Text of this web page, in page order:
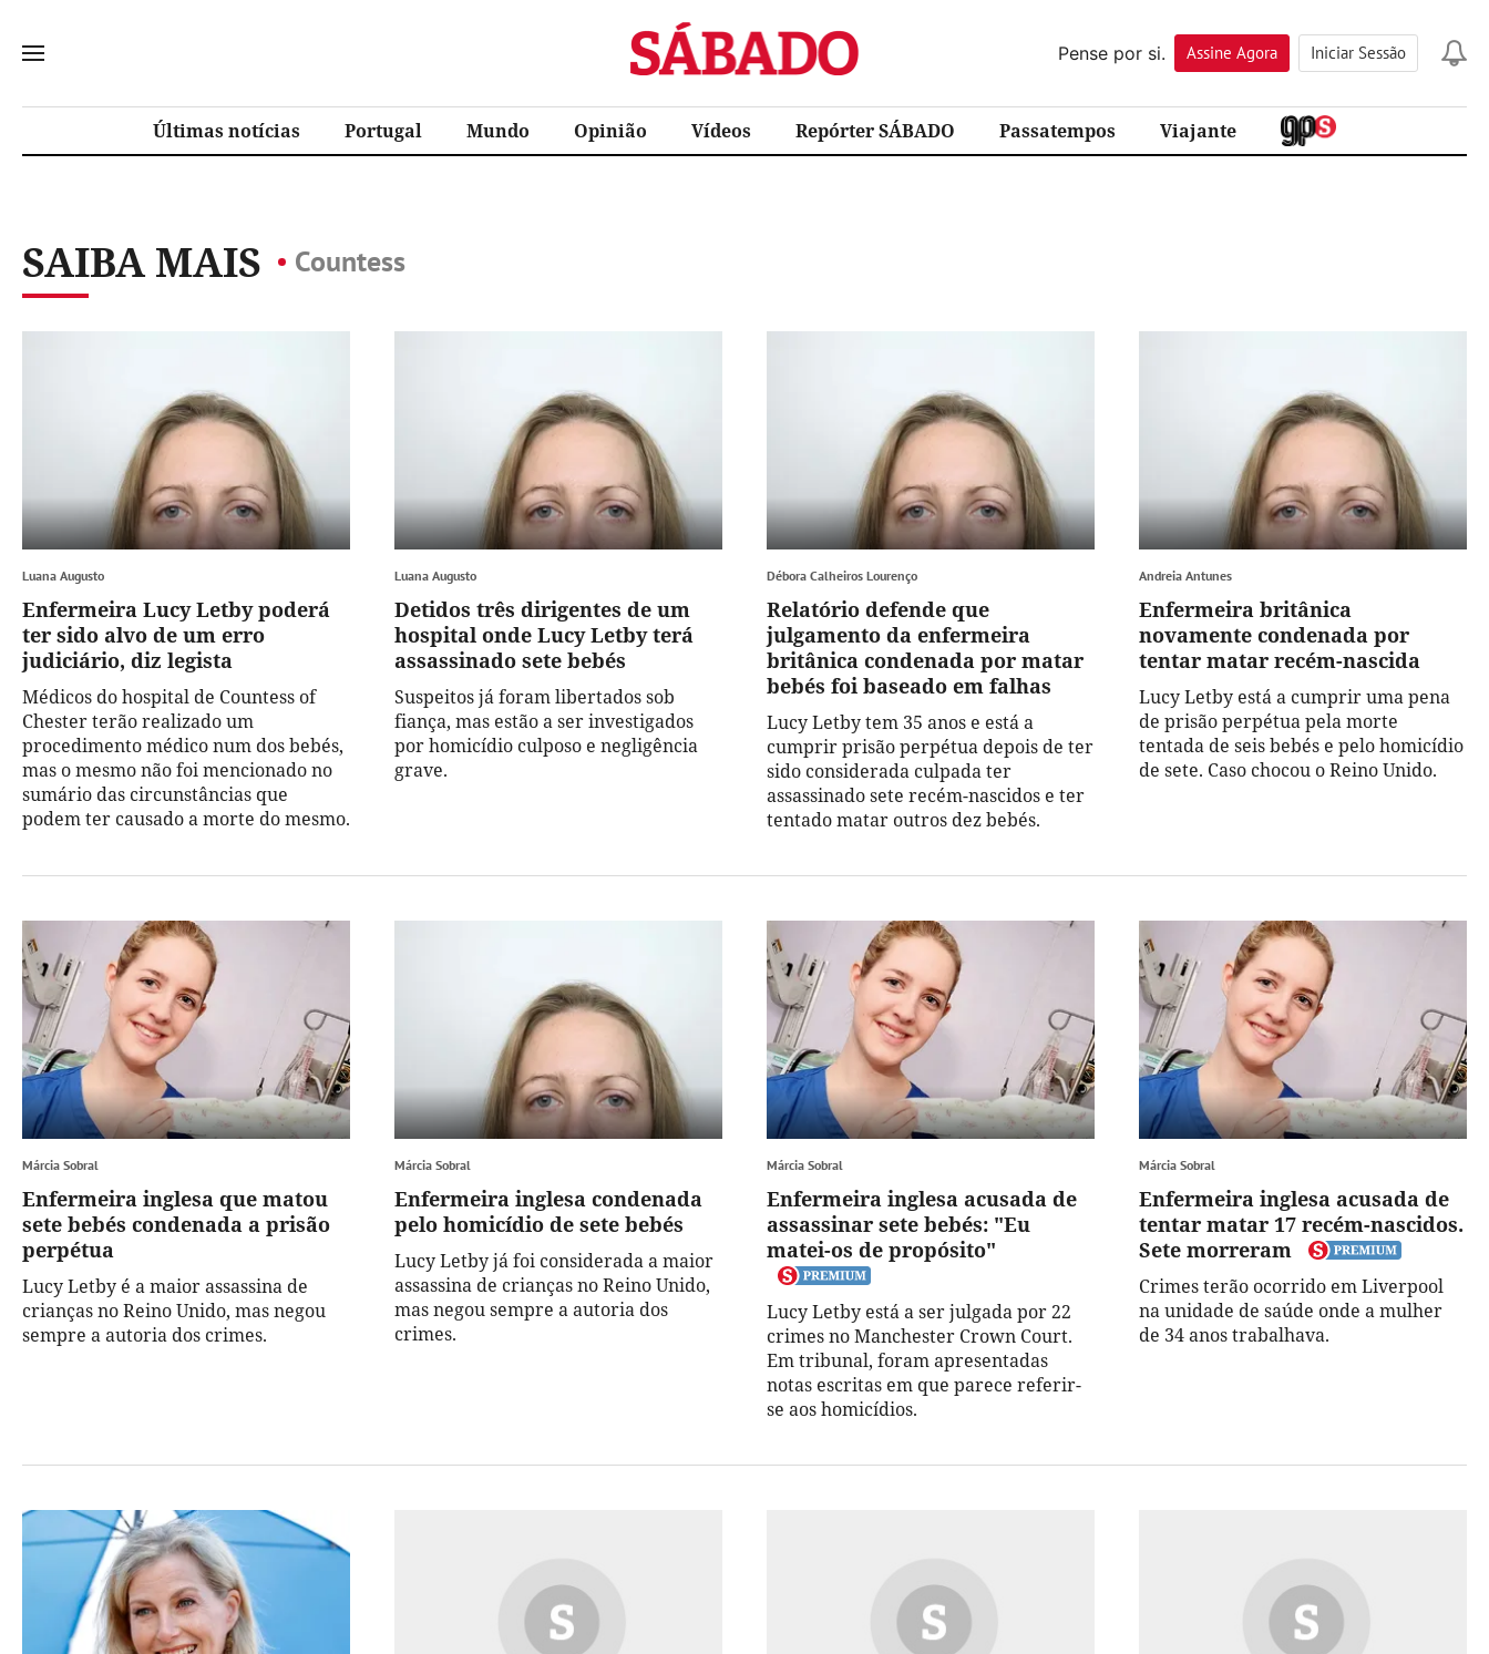
Sábado
Pense por si.
Assine Agora Iniciar Sessão
Últimas notícias Portugal Mundo Opinião Vídeos Repórter SÁBADO Passatempos Viajante
SAIBA MAIS Countess
Luana Augusto
Enfermeira Lucy Letby poderá
ter sido alvo de um erro
judiciário, diz legista
Médicos do hospital de Countess of
Chester terão realizado um
procedimento médico num dos bebés,
mas o mesmo não foi mencionado no
sumário das circunstâncias que
podem ter causado a morte do mesmo.
Luana Augusto
Detidos três dirigentes de um
hospital onde Lucy Letby terá
assassinado sete bebés
Suspeitos já foram libertados sob
fiança, mas estão a ser investigados
por homicídio culposo e negligência
grave.
Débora Calheiros Lourenço
Relatório defende que
julgamento da enfermeira
britânica condenada por matar
bebés foi baseado em falhas
Lucy Letby tem 35 anos e está a
cumprir prisão perpétua depois de ter
sido considerada culpada ter
assassinado sete recém-nascidos e ter
tentado matar outros dez bebés.
Andreia Antunes
Enfermeira britânica
novamente condenada por
tentar matar recém-nascida
Lucy Letby está a cumprir uma pena
de prisão perpétua pela morte
tentada de seis bebés e pelo homicídio
de sete. Caso chocou o Reino Unido.
Márcia Sobral
Enfermeira inglesa que matou
sete bebés condenada a prisão
perpétua
Lucy Letby é a maior assassina de
crianças no Reino Unido, mas negou
sempre a autoria dos crimes.
Márcia Sobral
Enfermeira inglesa condenada
pelo homicídio de sete bebés
Lucy Letby já foi considerada a maior
assassina de crianças no Reino Unido,
mas negou sempre a autoria dos
crimes.
Márcia Sobral
Enfermeira inglesa acusada de
assassinar sete bebés: "Eu
matei-os de propósito"
Lucy Letby está a ser julgada por 22
crimes no Manchester Crown Court.
Em tribunal, foram apresentadas
notas escritas em que parece referir-
se aos homicídios.
Márcia Sobral
Enfermeira inglesa acusada de
tentar matar 17 recém-nascidos.
Sete morreram
Crimes terão ocorrido em Liverpool
na unidade de saúde onde a mulher
de 34 anos trabalhava.